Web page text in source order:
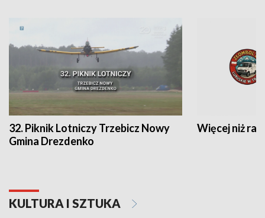
32. Piknik Lotniczy Trzebicz Nowy
Gmina Drezdenko
Więcej niż rajd
KULTURA I SZTUKA